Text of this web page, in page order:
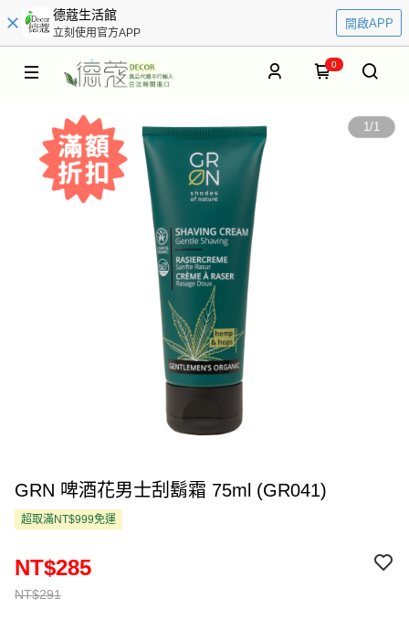
德蔻生活館
立刻使用官方APP
開啟APP
0
1/1
GRN 啤酒花男士刮鬍霜 75ml (GR041)
超取滿NT$999免運
NT$291
NT$285